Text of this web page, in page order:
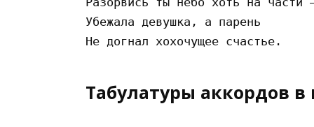
Убежала девушка, а парень
Табулатуры аккордов в